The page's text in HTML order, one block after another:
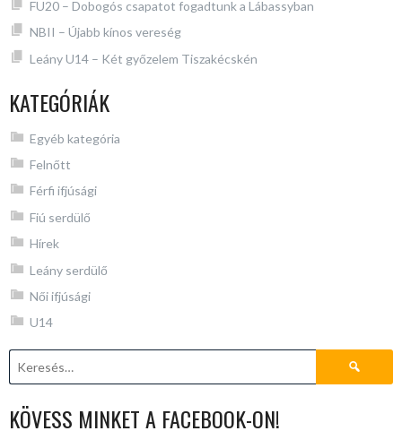
FU20 – Dobogós csapatot fogadtunk a Lábassyban
NBII – Újabb kínos vereség
Leány U14 – Két győzelem Tiszakécskén
KATEGÓRIÁK
Egyéb kategória
Felnőtt
Férfi ifjúsági
Fiú serdülő
Hírek
Leány serdülő
Női ifjúsági
U14
Keresés:
KÖVESS MINKET A FACEBOOK-ON!